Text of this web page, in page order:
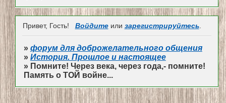
Привет, Гость! Войдитеили зарегистрируйтесь.
» форум для доброжелательного общения
» История. Прошлое и настоящее
» Помните! Через века, через года,- помните!
Память о ТОЙ войне...